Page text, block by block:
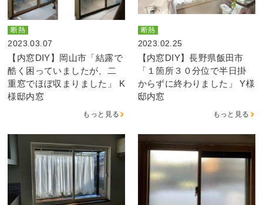
断熱
2023.03.07
【内窓DIY】岡山市「結露で
酷く困っていましたが、二
重窓でほぼ収まりました」 K
様邸内窓
もっと見る
断熱
2023.02.25
【内窓DIY】長野県飯田市
「１箇所３０分位で半日掛
からずに終わりました」 Y様
邸内窓
もっと見る